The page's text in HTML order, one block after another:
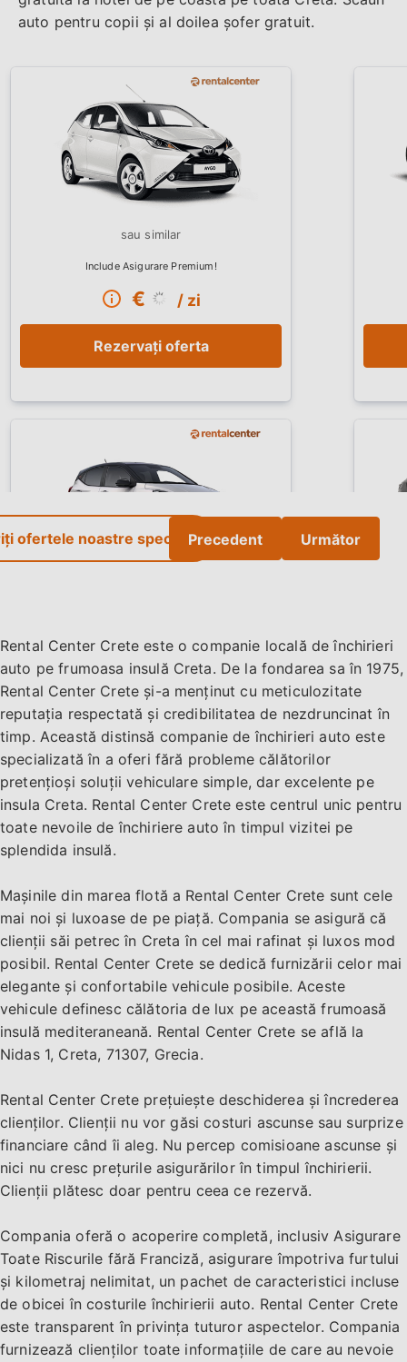
auto pentru copii și al doilea șofer gratuit.
€ / zi
Rezervați oferta
€ / zi
Rezervați oferta
ofertele noastre specialePrecedent Următor
Rental Center Crete este o companie locală de închirieri
auto pe frumoasa insulă Creta. De la fondarea sa în 1975,
Rental Center Crete și-a menținut cu meticulozitate
reputația respectată și credibilitatea de nezdruncinat în
timp. Această distinsă companie de închirieri auto este
specializată în a oferi fără probleme călătorilor
pretențioși soluții vehiculare simple, dar excelente pe
insula Creta. Rental Center Crete este centrul unic pentru
toate nevoile de închiriere auto în timpul vizitei pe
splendida insulă.
Mașinile din marea flotă a Rental Center Crete sunt cele
mai noi și luxoase de pe piață. Compania se asigură că
clienții săi petrec în Creta în cel mai rafinat și luxos mod
posibil. Rental Center Crete se dedică furnizării celor mai
elegante și confortabile vehicule posibile. Aceste
vehicule definesc călătoria de lux pe această frumoasă
insulă mediteraneană. Rental Center Crete se află la
Nidas 1, Creta, 71307, Grecia.
Rental Center Crete prețuiește deschiderea și încrederea
clienților. Clienții nu vor găsi costuri ascunse sau surprize
financiare când îi aleg. Nu percep comisioane ascunse și
nici nu cresc prețurile asigurărilor în timpul închirierii.
Clienții plătesc doar pentru ceea ce rezervă.
Compania oferă o acoperire completă, inclusiv Asigurare
Toate Riscurile fără Franciză, asigurare împotriva furtului
și kilometraj nelimitat, un pachet de caracteristici incluse
de obicei în costurile închirierii auto. Rental Center Crete
este transparent în privința tuturor aspectelor. Compania
furnizează clienților toate informațiile de care au nevoie